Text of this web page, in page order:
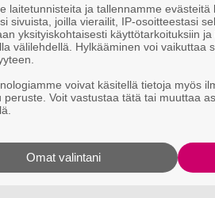
tuoretta Loose Future -
albumiksi, joka tuntuu
laitetunnisteita ja tallennamme
sivuista, joilla vierailit, IP-osoitteestasi
yksityiskohtaisesti käyttötarkoituksiin
välilehdellä. Hylkääminen voi vaikuttaa
voivat käsitellä tietoja myös
peruste. Voit vastustaa tätä tai muuttaa
Omat valintani